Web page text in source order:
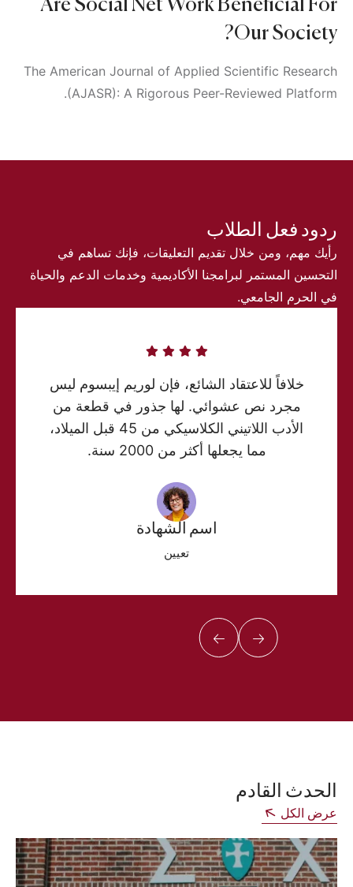
Are Social Net Work Beneficial For
Our Society?
The American Journal of Applied Scientific Research
(AJASR): A Rigorous Peer-Reviewed Platform.
ردود فعل الطلاب
رأيك مهم، ومن خلال تقديم التعليقات، فإنك تساهم في
التحسين المستمر لبرامجنا الأكاديمية وخدمات الدعم والحياة
في الحرم الجامعي.
خلافاً للاعتقاد الشائع، فإن لوريم إيبسوم ليس
مجرد نص عشوائي. لها جذور في قطعة من
الأدب اللاتيني الكلاسيكي من 45 قبل الميلاد،
مما يجعلها أكثر من 2000 سنة.
اسم الشهادة
تعيين
الحدث القادم
عرض الكل